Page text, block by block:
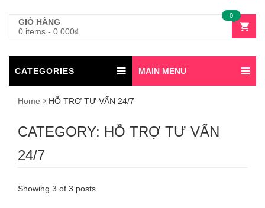
GIỎ HÀNG
0 items - 0.000₫
0
CATEGORIES MAIN MENU
Home HỖ TRỢ TƯ VẤN 24/7
CATEGORY: HỖ TRỢ TƯ VẤN
24/7
Showing 3 of 3 posts